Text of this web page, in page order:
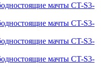
мачты CT-S3-
мачты CT-S3-
мачты CT-S3-
мачты CT-S3-